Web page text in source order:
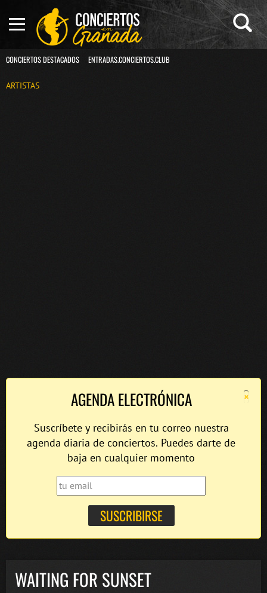
CONCIERTOS DESTACADOS ENTRADAS.CONCIERTOS.CLUB
ARTISTAS
×
AGENDA ELECTRÓNICA
Suscríbete y recibirás en tu correo nuestra
agenda diaria de conciertos. Puedes darte de
baja en cualquier momento
WAITING FOR SUNSET